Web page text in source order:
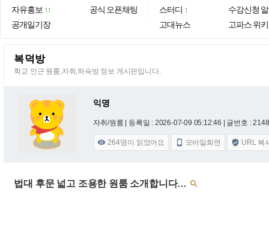
자유홍보 11
공개일기장
공식 오픈채팅
스터디 1
고대뉴스
수강신청
고파스 위키
복덕방
학교 인근 원룸,자취,하숙방 정보 게시판입니다.
익명
자취/원룸 | 등록일 : 2026-07-09 05:12:46 | 글번호 :
 264명이 읽었어요  모바일화면  URL 복
법대 후문 넓고 조용한 원룸 소개합니다… 